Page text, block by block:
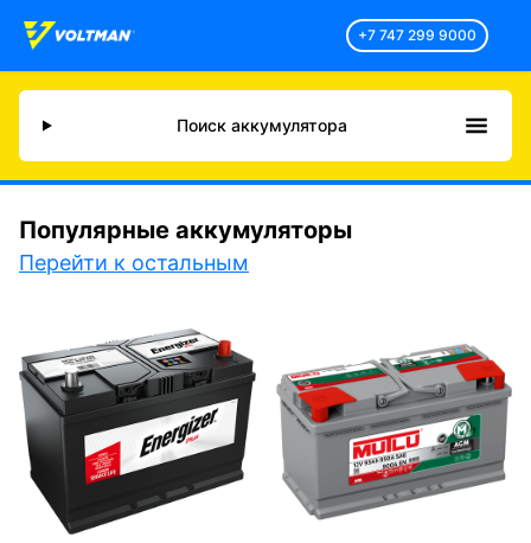
+7 747 299 9000
Поиск аккумулятора
Популярные аккумуляторы
Перейти к остальным